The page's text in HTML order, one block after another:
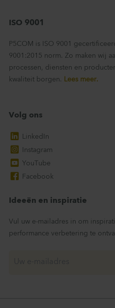
ISO 9001
P5COM is ISO 9001
9001:2015 norm. Zo maken wij
processen, diensten en
kwaliteit borgen.
Lees meer.
Volg ons
LinkedIn
Instagram
YouTube
Facebook
Ideeën en inspiratie
Vul uw e-mailadres in om
performance verbetering te